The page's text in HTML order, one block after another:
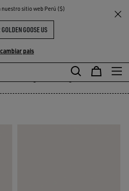
nuestro sitio web Perú ($)
GOOSE US
cambiar pais
THE
Gioia bag Vita Bag
Ver Todo